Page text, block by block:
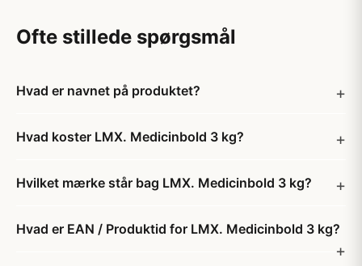
Ofte stillede spørgsmål
Hvad er navnet på produktet?
Hvad koster LMX. Medicinbold 3 kg?
Hvilket mærke står bag LMX. Medicinbold 3 kg?
Hvad er EAN / Produktid for LMX. Medicinbold 3 kg?